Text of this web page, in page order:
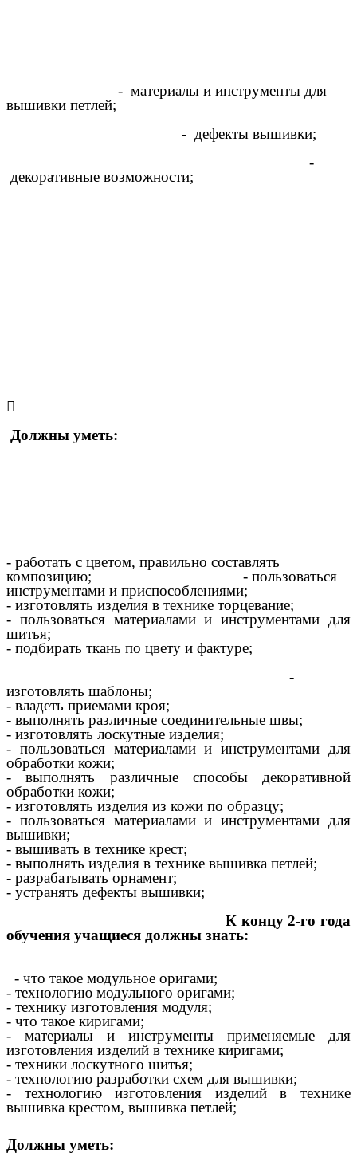
- материалы и инструменты для
вышивки петлей;
- дефекты вышивки;
-
декоративные возможности;
󰀡
Должны уметь:
- работать с цветом, правильно составлять
композицию; - пользоваться
инструментами и приспособлениями;
- изготовлять изделия в технике торцевание;
- пользоваться материалами и инструментами для
шитья;
- подбирать ткань по цвету и фактуре;
-
изготовлять шаблоны;
- владеть приемами кроя;
- выполнять различные соединительные швы;
- изготовлять лоскутные изделия;
- пользоваться материалами и инструментами для
обработки кожи;
- выполнять различные способы декоративной
обработки кожи;
- изготовлять изделия из кожи по образцу;
- пользоваться материалами и инструментами для
вышивки;
- вышивать в технике крест;
- выполнять изделия в технике вышивка петлей;
- разрабатывать орнамент;
- устранять дефекты вышивки;
К концу 2-го года
обучения учащиеся должны знать:
- что такое модульное оригами;
- технологию модульного оригами;
- технику изготовления модуля;
- что такое киригами;
- материалы и инструменты применяемые для
изготовления изделий в технике киригами;
- техники лоскутного шитья;
- технологию разработки схем для вышивки;
- технологию изготовления изделий в технике
вышивка крестом, вышивка петлей;
Должны уметь: